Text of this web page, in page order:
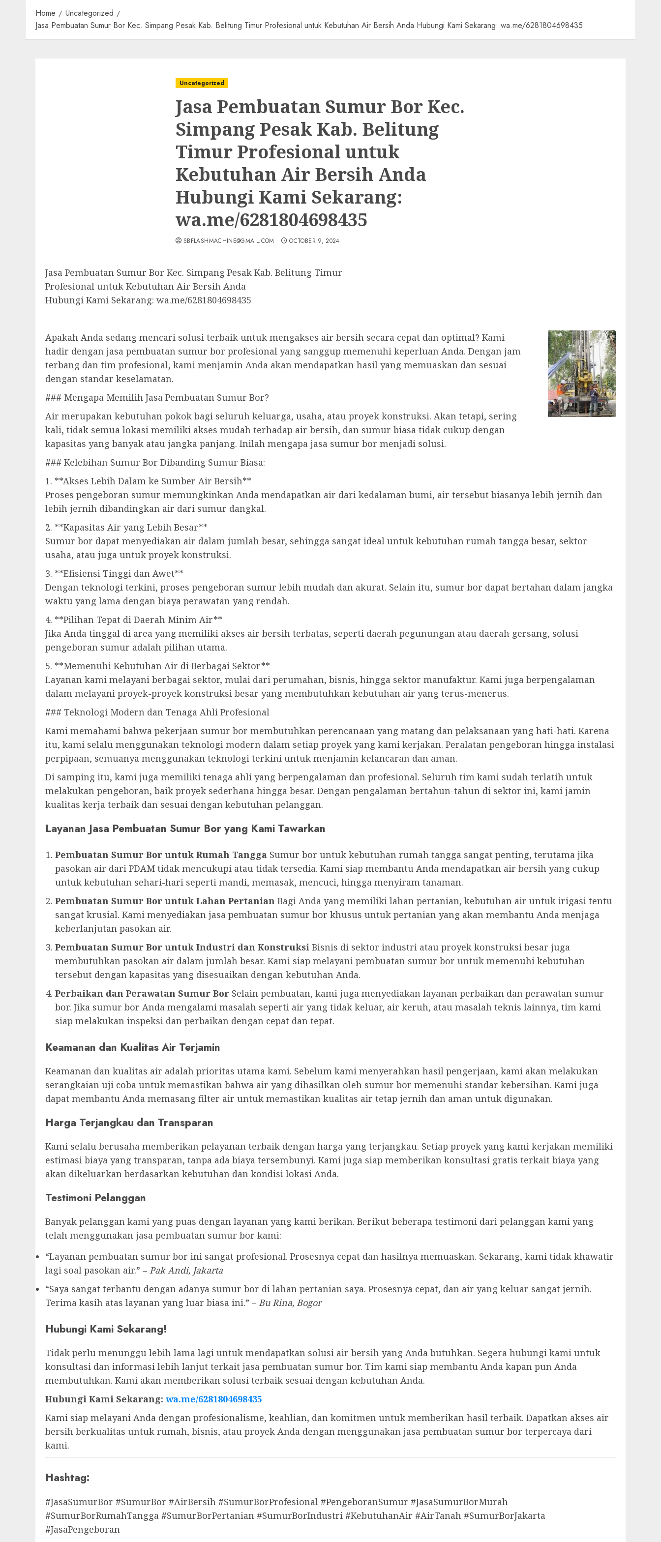
Home
Uncategorized
Jasa Pembuatan Sumur Bor Kec. Simpang Pesak Kab. Belitung Timur Profesional untuk Kebutuhan Air Bersih Anda Hubungi Kami Sekarang: wa.me/6281804698435
Uncategorized
Jasa Pembuatan Sumur Bor Kec.
Simpang Pesak Kab. Belitung
Timur Profesional untuk
Kebutuhan Air Bersih Anda
Hubungi Kami Sekarang:
wa.me/6281804698435
SBFLASHMACHINE@GMAIL.COM OCTOBER 9, 2024
Jasa Pembuatan Sumur Bor Kec. Simpang Pesak Kab. Belitung Timur
Profesional untuk Kebutuhan Air Bersih Anda
Hubungi Kami Sekarang: wa.me/6281804698435
Apakah Anda sedang mencari solusi terbaik untuk mengakses air bersih secara cepat dan optimal? Kami
hadir dengan jasa pembuatan sumur bor profesional yang sanggup memenuhi keperluan Anda. Dengan jam
terbang dan tim profesional, kami menjamin Anda akan mendapatkan hasil yang memuaskan dan sesuai
dengan standar keselamatan.
### Mengapa Memilih Jasa Pembuatan Sumur Bor?
Air merupakan kebutuhan pokok bagi seluruh keluarga, usaha, atau proyek konstruksi. Akan tetapi, sering
kali, tidak semua lokasi memiliki akses mudah terhadap air bersih, dan sumur biasa tidak cukup dengan
kapasitas yang banyak atau jangka panjang. Inilah mengapa jasa sumur bor menjadi solusi.
### Kelebihan Sumur Bor Dibanding Sumur Biasa:
1. **Akses Lebih Dalam ke Sumber Air Bersih**
Proses pengeboran sumur memungkinkan Anda mendapatkan air dari kedalaman bumi, air tersebut biasanya lebih jernih dan
lebih jernih dibandingkan air dari sumur dangkal.
2. **Kapasitas Air yang Lebih Besar**
Sumur bor dapat menyediakan air dalam jumlah besar, sehingga sangat ideal untuk kebutuhan rumah tangga besar, sektor
usaha, atau juga untuk proyek konstruksi.
3. **Efisiensi Tinggi dan Awet**
Dengan teknologi terkini, proses pengeboran sumur lebih mudah dan akurat. Selain itu, sumur bor dapat bertahan dalam jangka
waktu yang lama dengan biaya perawatan yang rendah.
4. **Pilihan Tepat di Daerah Minim Air**
Jika Anda tinggal di area yang memiliki akses air bersih terbatas, seperti daerah pegunungan atau daerah gersang, solusi
pengeboran sumur adalah pilihan utama.
5. **Memenuhi Kebutuhan Air di Berbagai Sektor**
Layanan kami melayani berbagai sektor, mulai dari perumahan, bisnis, hingga sektor manufaktur. Kami juga berpengalaman
dalam melayani proyek-proyek konstruksi besar yang membutuhkan kebutuhan air yang terus-menerus.
### Teknologi Modern dan Tenaga Ahli Profesional
Kami memahami bahwa pekerjaan sumur bor membutuhkan perencanaan yang matang dan pelaksanaan yang hati-hati. Karena
itu, kami selalu menggunakan teknologi modern dalam setiap proyek yang kami kerjakan. Peralatan pengeboran hingga instalasi
perpipaan, semuanya menggunakan teknologi terkini untuk menjamin kelancaran dan aman.
Di samping itu, kami juga memiliki tenaga ahli yang berpengalaman dan profesional. Seluruh tim kami sudah terlatih untuk
melakukan pengeboran, baik proyek sederhana hingga besar. Dengan pengalaman bertahun-tahun di sektor ini, kami jamin
kualitas kerja terbaik dan sesuai dengan kebutuhan pelanggan.
Layanan Jasa Pembuatan Sumur Bor yang Kami Tawarkan
Pembuatan Sumur Bor untuk Rumah Tangga Sumur bor untuk kebutuhan rumah tangga sangat penting, terutama jika
pasokan air dari PDAM tidak mencukupi atau tidak tersedia. Kami siap membantu Anda mendapatkan air bersih yang cukup
untuk kebutuhan sehari-hari seperti mandi, memasak, mencuci, hingga menyiram tanaman.
Pembuatan Sumur Bor untuk Lahan Pertanian Bagi Anda yang memiliki lahan pertanian, kebutuhan air untuk irigasi tentu
sangat krusial. Kami menyediakan jasa pembuatan sumur bor khusus untuk pertanian yang akan membantu Anda menjaga
keberlanjutan pasokan air.
Pembuatan Sumur Bor untuk Industri dan Konstruksi Bisnis di sektor industri atau proyek konstruksi besar juga
membutuhkan pasokan air dalam jumlah besar. Kami siap melayani pembuatan sumur bor untuk memenuhi kebutuhan
tersebut dengan kapasitas yang disesuaikan dengan kebutuhan Anda.
Perbaikan dan Perawatan Sumur Bor Selain pembuatan, kami juga menyediakan layanan perbaikan dan perawatan sumur
bor. Jika sumur bor Anda mengalami masalah seperti air yang tidak keluar, air keruh, atau masalah teknis lainnya, tim kami
siap melakukan inspeksi dan perbaikan dengan cepat dan tepat.
Keamanan dan Kualitas Air Terjamin
Keamanan dan kualitas air adalah prioritas utama kami. Sebelum kami menyerahkan hasil pengerjaan, kami akan melakukan
serangkaian uji coba untuk memastikan bahwa air yang dihasilkan oleh sumur bor memenuhi standar kebersihan. Kami juga
dapat membantu Anda memasang filter air untuk memastikan kualitas air tetap jernih dan aman untuk digunakan.
Harga Terjangkau dan Transparan
Kami selalu berusaha memberikan pelayanan terbaik dengan harga yang terjangkau. Setiap proyek yang kami kerjakan memiliki
estimasi biaya yang transparan, tanpa ada biaya tersembunyi. Kami juga siap memberikan konsultasi gratis terkait biaya yang
akan dikeluarkan berdasarkan kebutuhan dan kondisi lokasi Anda.
Testimoni Pelanggan
Banyak pelanggan kami yang puas dengan layanan yang kami berikan. Berikut beberapa testimoni dari pelanggan kami yang
telah menggunakan jasa pembuatan sumur bor kami:
“Layanan pembuatan sumur bor ini sangat profesional. Prosesnya cepat dan hasilnya memuaskan. Sekarang, kami tidak khawatir
lagi soal pasokan air.” – Pak Andi, Jakarta
“Saya sangat terbantu dengan adanya sumur bor di lahan pertanian saya. Prosesnya cepat, dan air yang keluar sangat jernih.
Terima kasih atas layanan yang luar biasa ini.” – Bu Rina, Bogor
Hubungi Kami Sekarang!
Tidak perlu menunggu lebih lama lagi untuk mendapatkan solusi air bersih yang Anda butuhkan. Segera hubungi kami untuk
konsultasi dan informasi lebih lanjut terkait jasa pembuatan sumur bor. Tim kami siap membantu Anda kapan pun Anda
membutuhkan. Kami akan memberikan solusi terbaik sesuai dengan kebutuhan Anda.
Hubungi Kami Sekarang: wa.me/6281804698435
Kami siap melayani Anda dengan profesionalisme, keahlian, dan komitmen untuk memberikan hasil terbaik. Dapatkan akses air
bersih berkualitas untuk rumah, bisnis, atau proyek Anda dengan menggunakan jasa pembuatan sumur bor terpercaya dari
kami.
Hashtag:
#JasaSumurBor #SumurBor #AirBersih #SumurBorProfesional #PengeboranSumur #JasaSumurBorMurah
#SumurBorRumahTangga #SumurBorPertanian #SumurBorIndustri #KebutuhanAir #AirTanah #SumurBorJakarta
#JasaPengeboran